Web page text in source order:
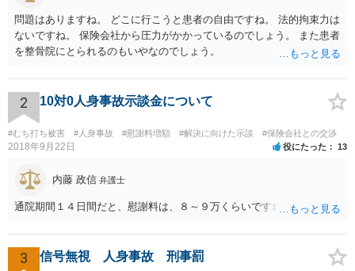
問題はありますね。 どこに行こうと患者の自由ですね。 法的拘束力は
ないですね。 保険会社から圧力がかかっているのでしょう。 また患者
を整骨院にとられるのもいやなのでしょう。
2 10対0人身事故示談金について
#むち打ち被害 #人身事故 #慰謝料増額 #解決に向けた示談 #保険会社との交渉
2018年9月22日 役にたった 13
内藤 政信 弁護士
通院期間１４日間だと、慰謝料は、８～９万くらいですね。
3 信号無視 人身事故 刑事罰